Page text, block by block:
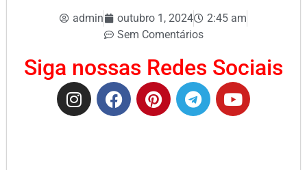
admin outubro 1, 2024
2:45 am
Sem Comentários
Siga nossas Redes Sociais